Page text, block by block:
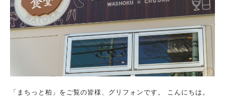
「まちっと柏」をご覧の皆様、グリフォンです。 こんにちは。